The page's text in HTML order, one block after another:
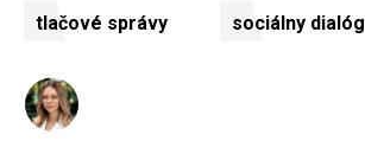
tlačové správy sociálny dialóg